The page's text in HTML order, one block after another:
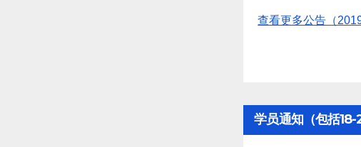
查看更多公告（
学员通知（包括18-